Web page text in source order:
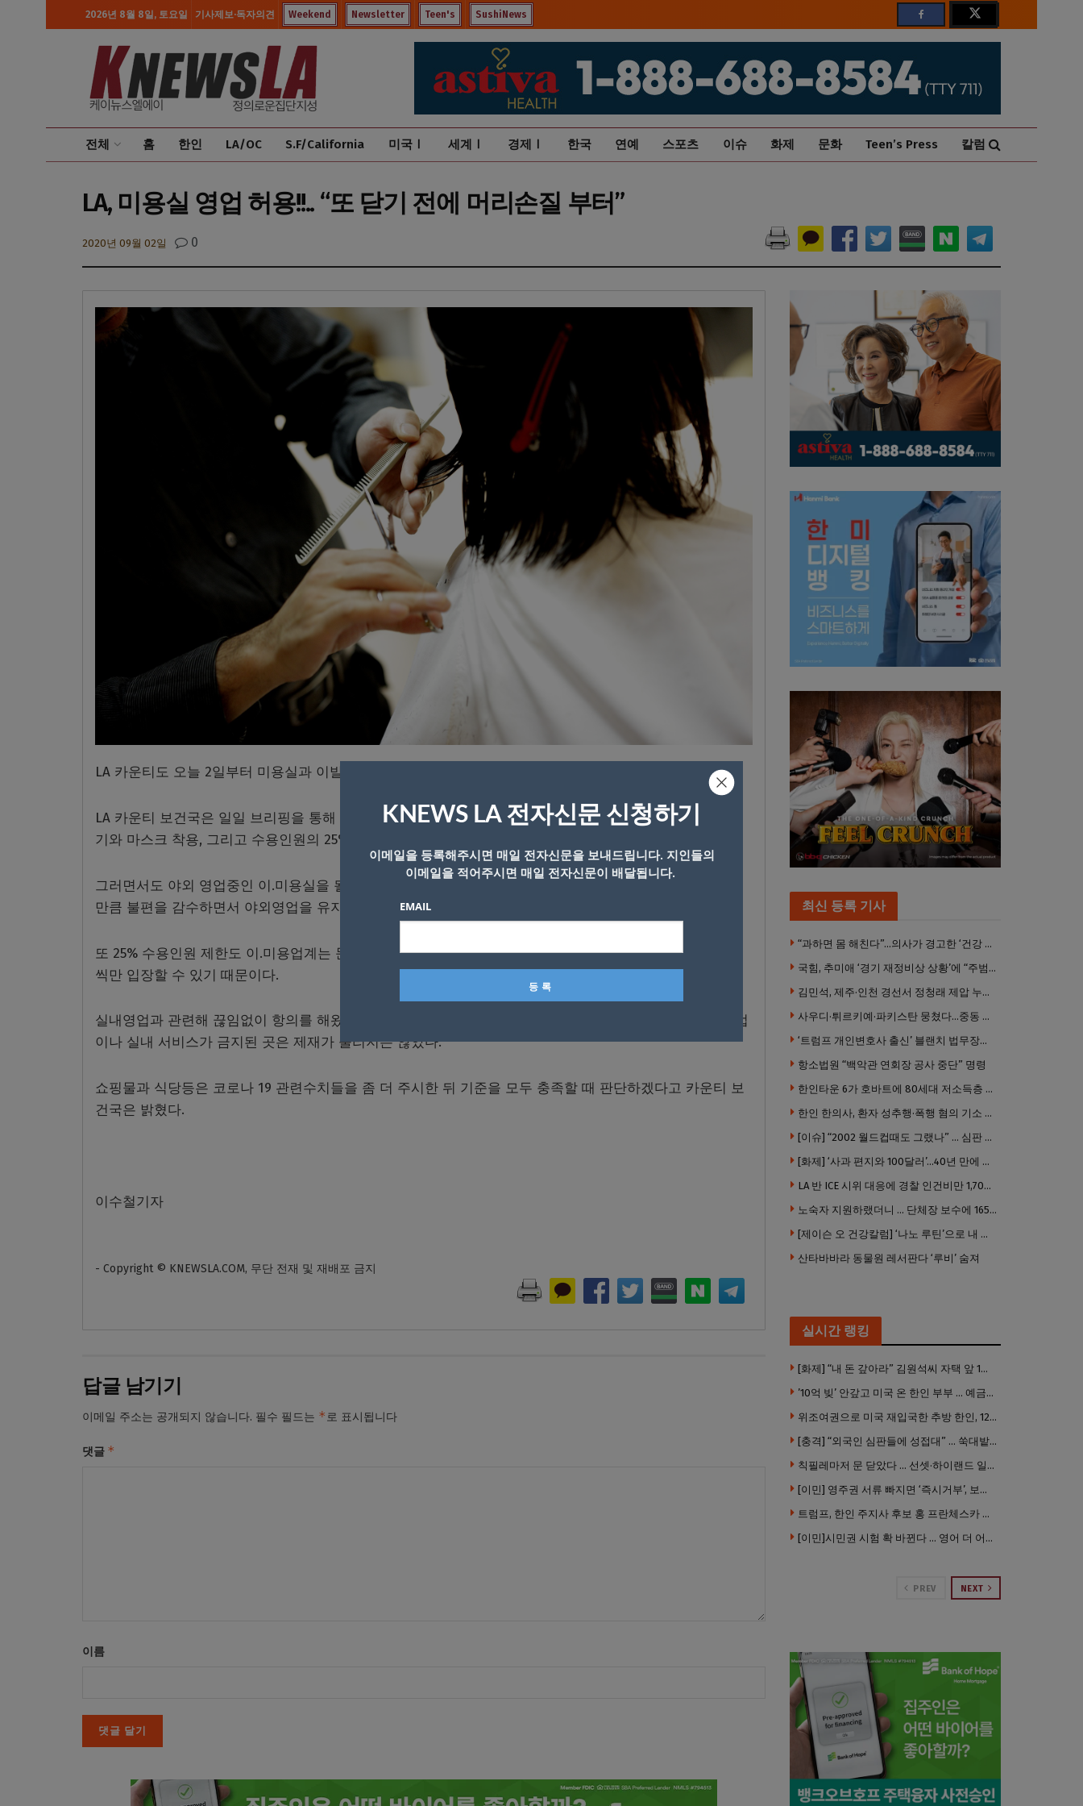
2026년 8월 8일, 토요일 기사제보·독자의견 Weekend Newsletter Teen's SushiNews
전체 홈 한인 LA/OC S.F/California 미국Ⅰ 세계Ⅰ 경제Ⅰ 한국 연예 스포츠 이슈 화제 문화 Teen’s Press 칼럼
LA, 미용실 영업 허용!!.. “또 닫기 전에 머리손질 부터”
2020년 09월 02일 0
LA 카운티도 오늘 2일부터 미용실과 이발소가 운영할 수 있게 됐다.
LA 카운티 보건국은 일일 브리핑을 통해 미용실과 이발소의 실내 영업을 허용한다고 밝히고, 사회적 거리두
기와 마스크 착용, 그리고 수용인원의 25%만 입장할 수 있다고 전제조건을 달았다.
그러면서도 야외 영업중인 이.미용실을 될 수 있으면 유지해 줄 것을 권장했지만 부분적 실내영업이 허용된
만큼 불편을 감수하면서 야외영업을 유지할 업소는 없을 것으로 예상된다.
또 25% 수용인원 제한도 이.미용업계는 문제 없다는 입장이다. 어차피 예약 손님만을 받게 되면 한번에 한명
씩만 입장할 수 있기 때문이다.
실내영업과 관련해 끊임없이 항의를 해왔던 이.미용업계만 일단 제한적 실내영업을 허용했고, 다른 실내영업
이나 실내 서비스가 금지된 곳은 제재가 풀리지는 않았다.
쇼핑물과 식당등은 코로나 19 관련수치들을 좀 더 주시한 뒤 기준을 모두 충족할 때 판단하겠다고 카운티 보
건국은 밝혔다.
이수철기자
- Copyright © KNEWSLA.COM, 무단 전재 및 재배포 금지
답글 남기기
이메일 주소는 공개되지 않습니다. 필수 필드는 *로 표시됩니다
댓글 *
이름
최신 등록 기사
“과하면 몸 해친다”…의사가 경고한 ‘건강 습관’ 5가지
국힘, 추미애 ‘경기 재정비상 상황’에 “주범은 이재명 전 지사”
김민석, 제주·인천 경선서 정청래 제압 누적 1위 탈환
사우디·튀르키예·파키스탄 뭉쳤다…중동 새 안보축 부상하나
‘트럼프 개인변호사 출신’ 블랜치 법무장관 인준…상원 50대49 가결
항소법원 “백악관 연회장 공사 중단” 명령
한인타운 6가 호바트에 80세대 저소득층 아파트 준공
한인 한의사, 환자 성추행·폭행 혐의 기소 … 면허 긴급정지
[이슈] “2002 월드컵때도 그랬나” … 심판 성접대 의혹 해외로 일파만파, 4강 신화까지 불똥
[화제] ‘사과 편지와 100달러’…40년 만에 훔친 책 돌려준 절도범
LA 반 ICE 시위 대응에 경찰 인건비만 1,700만 달러 썼다.
노숙자 지원하랬더니 … 단체장 보수에 165만 달러 ‘펑펑’
[제이슨 오 건강칼럼] ‘나노 루틴’으로 내 몸 기적 만들기
산타바바라 동물원 레서판다 ‘루비’ 숨져
실시간 랭킹
[화제] “내 돈 갚아라” 김원석씨 자택 앞 1인 광대 시위 … 한인 투자사, “108만 달러 못받아”
’10억 빚’ 안갚고 미국 온 한인 부부 … 예금보험공사, 미국서 소송
위조여권으로 미국 재입국한 추방 한인, 120만 달러 은행 사기 행각
[충격] “외국인 심판들에 성접대” … 쑥대밭된 축협 어디까지 추락하나
칙필레마저 문 닫았다 … 선셋·하이랜드 일대 ‘황량한 거리’로
[이민] 영주권 서류 빠지면 ‘즉시거부’, 보완기회 없다 … 이민심사 8월부터 확 바뀐다
트럼프, 한인 주지사 후보 홍 프란체스카 정조준 … “미치광이다”
[이민]시민권 시험 확 바뀐다 … 영어 더 어렵게, 민간시험 도입 추진
PREV NEXT
KNEWS LA 전자신문 신청하기
이메일을 등록해주시면 매일 전자신문을 보내드립니다. 지인들의
이메일을 적어주시면 매일 전자신문이 배달됩니다.
EMAIL